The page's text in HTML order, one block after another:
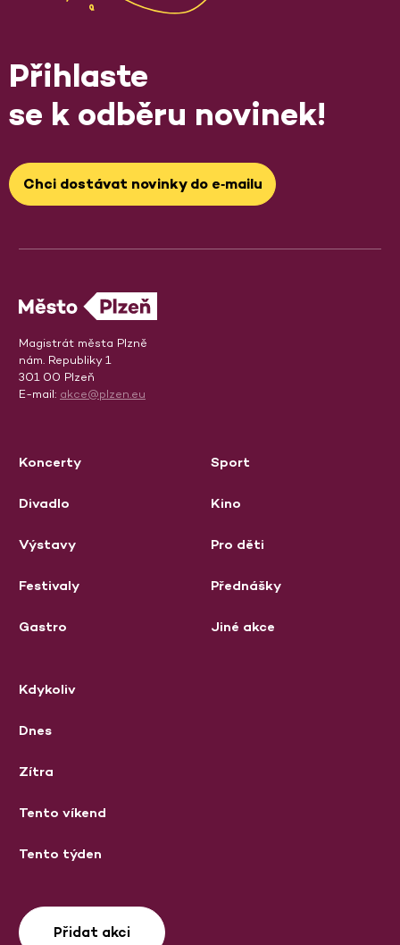
Přihlaste
se k odběru novinek!
Chci dostávat novinky do e‑mailu
Magistrát města Plzně
nám. Republiky 1
301 00 Plzeň
E-mail: akce@plzen.eu
Koncerty
Divadlo
Výstavy
Festivaly
Gastro
Sport
Kino
Pro děti
Přednášky
Jiné akce
Kdykoliv
Dnes
Zítra
Tento víkend
Tento týden
Přidat akci